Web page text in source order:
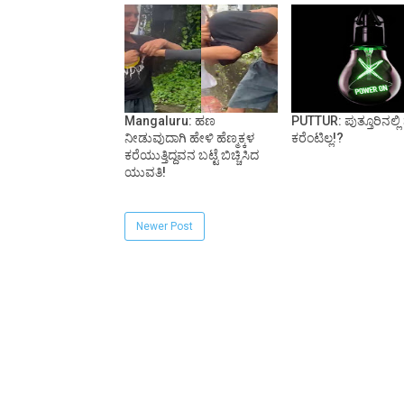
Mangaluru: ಹಣ
ನೀಡುವುದಾಗಿ ಹೇಳಿ ಹೆಣ್ಮಕ್ಕಳ
ಕರೆಯುತ್ತಿದ್ದವನ ಬಟ್ಟೆ ಬಿಚ್ಚಿಸಿದ
ಯುವತಿ!
PUTTUR:
ಕರೆಂಟಿಲ್ಲ!?
Newer Post